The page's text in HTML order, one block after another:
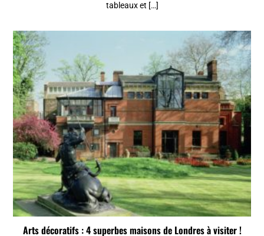
tableaux et […]
Arts décoratifs : 4 superbes maisons de Londres à visiter !